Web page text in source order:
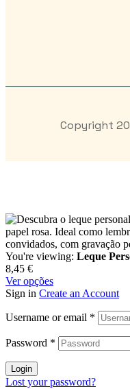
Copyright
You're viewing: Leque
8,45 €
Ver opções
Sign in Create an Account
Username or email *
Password *
Login
Lost your password?